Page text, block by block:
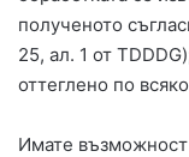
полученото
25, ал. 1 от
оттеглено по
Имате възможност